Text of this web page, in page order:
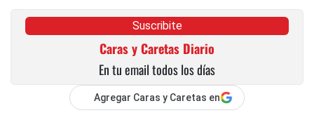
Suscribite
Caras y Caretas Diario
En tu email todos los días
Agregar Caras y Caretas en